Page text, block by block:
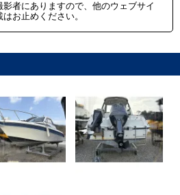
影者にありますので、他のウェブサイ
お止めください。